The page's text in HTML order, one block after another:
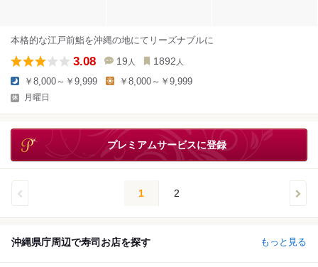
本格的な江戸前鮨を沖縄の地にてリーズナブルに
3.08 19 人 1892 人
￥8,000～￥9,999 ￥8,000～￥9,999
月曜日
プレミアムサービスに登録
1 2
沖縄県庁周辺で寿司お店を探す もっと見る